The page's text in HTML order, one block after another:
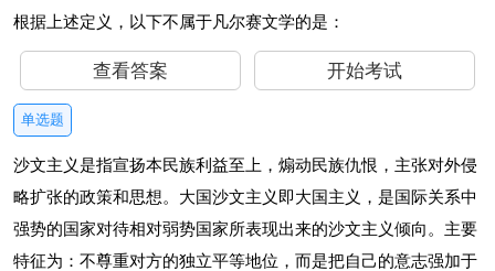
根据上述定义，以下不属于凡尔赛文学的是：
查看答案 开始考试
单选题
沙文主义是指宣扬本民族利益至上，煽动民族仇恨，主张对外侵
略扩张的政策和思想。大国沙文主义即大国主义，是国际关系中
强势的国家对待相对弱势国家所表现出来的沙文主义倾向。主要
特征为：不尊重对方的独立平等地位，而是把自己的意志强加于